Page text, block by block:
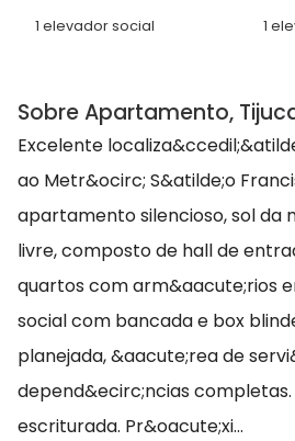
1 elevador social 1
Sobre Apartamento,
Excelente
ao Metr&ocirc; S&atilde;o
apartamento silencioso, sol da
livre, composto de hall de
quartos com arm&aacute;rios
social com bancada e box
planejada, &aacute;rea de
depend&ecirc;ncias
escriturada. Pr&oacute;xi...